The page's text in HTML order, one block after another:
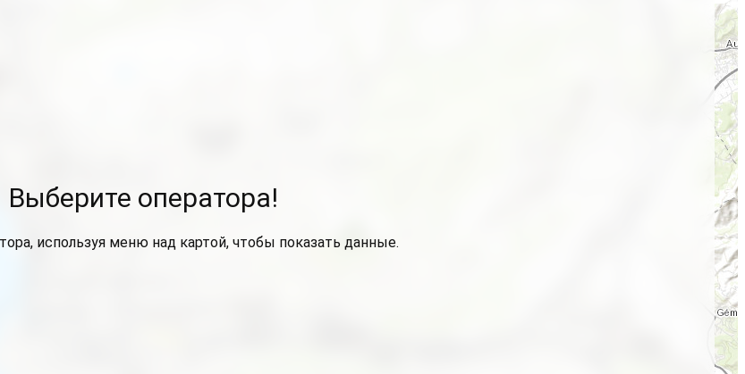
Выберите оператора!
используя меню над картой, чтобы показать данные.